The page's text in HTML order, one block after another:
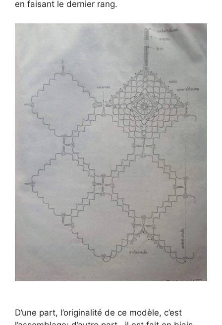
en faisant le dernier rang.
D’une part, l’originalité de ce modèle, c’est